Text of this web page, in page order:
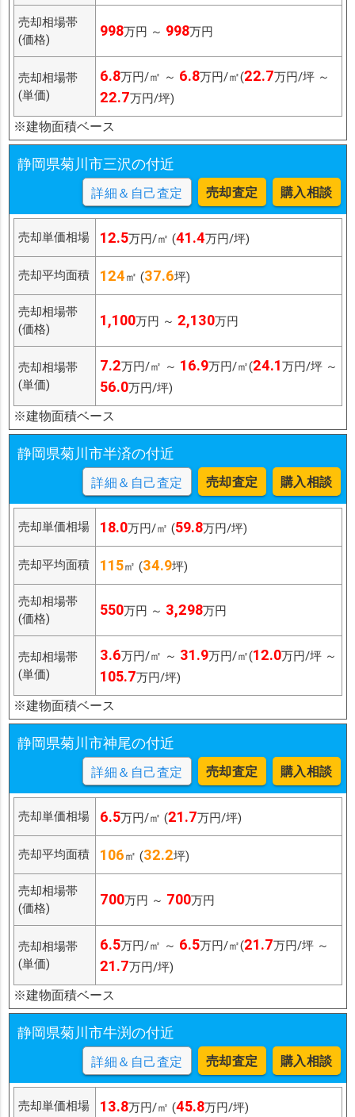
売却相場帯
(価格)
998万円 ～ 998万円
売却相場帯
(単価)
6.8万円/㎡ ～ 6.8万円/㎡(22.7万円/坪 ～
22.7万円/坪)
※建物面積ベース
静岡県菊川市三沢の付近
詳細＆自己査定 売却査定 購入相談
売却単価相場 12.5万円/㎡ (41.4万円/坪)
売却平均面積 124㎡ (37.6坪)
売却相場帯
(価格)
1,100万円 ～ 2,130万円
売却相場帯
(単価)
7.2万円/㎡ ～ 16.9万円/㎡(24.1万円/坪 ～
56.0万円/坪)
※建物面積ベース
静岡県菊川市半済の付近
詳細＆自己査定 売却査定 購入相談
売却単価相場 18.0万円/㎡ (59.8万円/坪)
売却平均面積 115㎡ (34.9坪)
売却相場帯
(価格)
550万円 ～ 3,298万円
売却相場帯
(単価)
3.6万円/㎡ ～ 31.9万円/㎡(12.0万円/坪 ～
105.7万円/坪)
※建物面積ベース
静岡県菊川市神尾の付近
詳細＆自己査定 売却査定 購入相談
売却単価相場 6.5万円/㎡ (21.7万円/坪)
売却平均面積 106㎡ (32.2坪)
売却相場帯
(価格)
700万円 ～ 700万円
売却相場帯
(単価)
6.5万円/㎡ ～ 6.5万円/㎡(21.7万円/坪 ～
21.7万円/坪)
※建物面積ベース
静岡県菊川市牛渕の付近
詳細＆自己査定 売却査定 購入相談
売却単価相場 13.8万円/㎡ (45.8万円/坪)